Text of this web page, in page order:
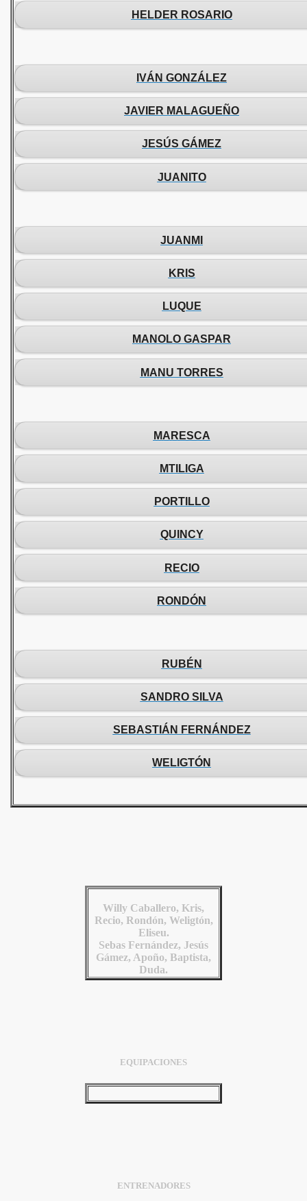
HELDER ROSARIO
IVÁN GONZÁLEZ
JAVIER MALAGUEÑO
JESÚS GÁMEZ
JUANITO
JUANMI
KRIS
LUQUE
MANOLO GASPAR
MANU TORRES
MARESCA
MTILIGA
PORTILLO
QUINCY
RECIO
RONDÓN
RUBÉN
SANDRO SILVA
SEBASTIÁN FERNÁNDEZ
WELIGTÓN
Willy Caballero, Kris,
Recio, Rondón, Weligtón,
Eliseu.
Sebas Fernández, Jesús
Gámez, Apoño, Baptista,
Duda.
EQUIPACIONES
ENTRENADORES